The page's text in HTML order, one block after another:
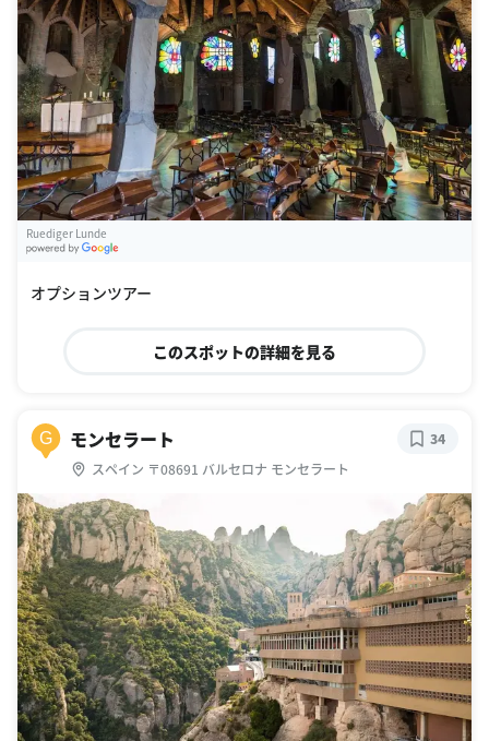
Ruediger Lunde
オプションツアー
このスポットの詳細を見る
G モンセラート
スペイン 〒08691 バルセロナ モンセラート
34